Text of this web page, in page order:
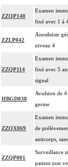
ZZQP140
Examen
fixé avec 1 à
ZZLP042
Anesthésie
niveau 4
ZZQP114
Examen
fixé avec 5
signal
HBGD038
Avulsion de 4
germe
ZZQX069
Examen
de
anticorps,
ZZQP001
Surveillance
patient non